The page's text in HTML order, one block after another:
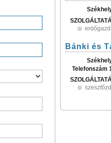
Bánki és
Telefonszám